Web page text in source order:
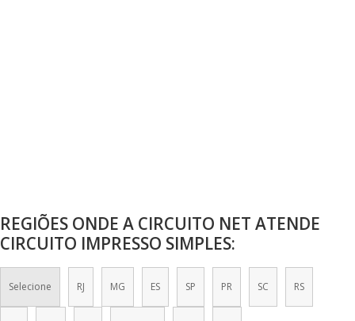
CIRCUITO IMPRESSO MULTICAMADAS
CIRCUITO IMPRESSO PREÇO
REGIÕES ONDE A CIRCUITO NET ATENDE
CIRCUITO IMPRESSO SIMPLES:
Selecione RJ MG ES SP PR SC RS